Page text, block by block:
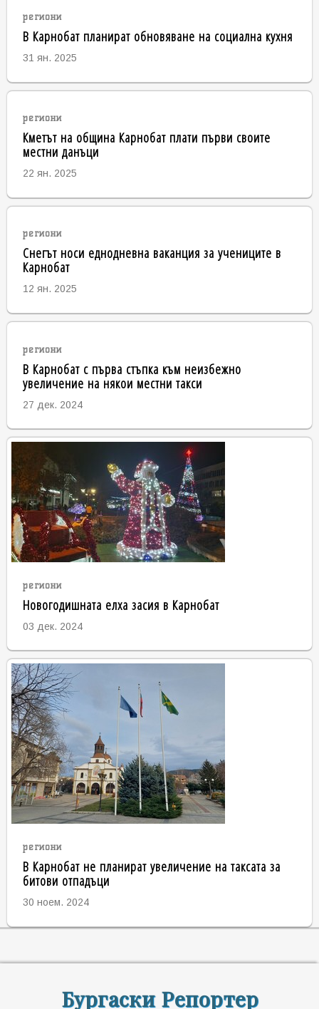
региони
В Карнобат планират обновяване на социална кухня
31 ян. 2025
региони
Кметът на община Карнобат плати първи своите
местни данъци
22 ян. 2025
региони
Снегът носи еднодневна ваканция за учениците в
Карнобат
12 ян. 2025
региони
В Карнобат с първа стъпка към неизбежно
увеличение на някои местни такси
27 дек. 2024
региони
Новогодишната елха засия в Карнобат
03 дек. 2024
региони
В Карнобат не планират увеличение на таксата за
битови отпадъци
30 ноем. 2024
Бургаски Репортер